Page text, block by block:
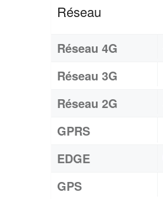
Réseau
Réseau 4G
Réseau 3G
Réseau 2G
GPRS
EDGE
GPS